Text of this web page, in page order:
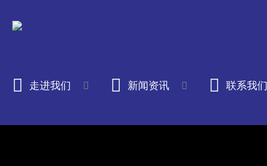
走进我们 新闻资讯 联系我们